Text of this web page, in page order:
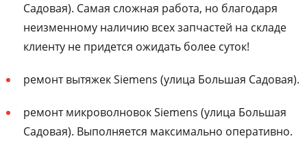
Садовая). Самая сложная работа, но благодаря
неизменному наличию всех запчастей на складе
клиенту не придется ожидать более суток!
ремонт вытяжек Siemens (улица Большая Садовая).
ремонт микроволновок Siemens (улица Большая
Садовая). Выполняется максимально оперативно.